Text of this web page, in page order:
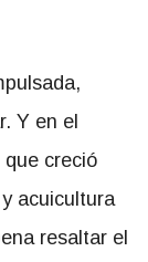
Y en el
creció
acuicultura
resaltar el